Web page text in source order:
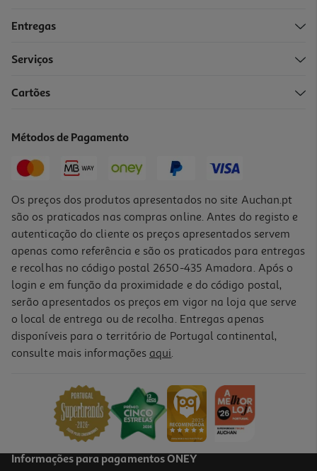
Ginásio Para Gato Auchan Sisal 30x30xh59cm
26,25 €
Entregas
Serviços
Cartões
Métodos de Pagamento
Os preços dos produtos apresentados no site Auchan.pt
são os praticados nas compras online. Antes do registo e
autenticação do cliente os preços apresentados servem
apenas como referência e são os praticados para entregas
e recolhas no código postal 2650-435 Amadora. Após o
login e em função da proximidade e do código postal,
serão apresentados os preços em vigor na loja que serve
o local de entrega ou de recolha. Entregas apenas
disponíveis para o território de Portugal continental,
consulte mais informações aqui.
Informações para pagamentos ONEY